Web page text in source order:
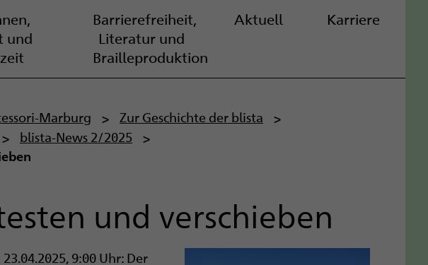
und
Barrierefreiheit,
Literatur und
Brailleproduktion
Aktuell Karriere
Marburg
Zur Geschichte der blista
blista-News 2/2025
und verschieben
9:00 Uhr: Der